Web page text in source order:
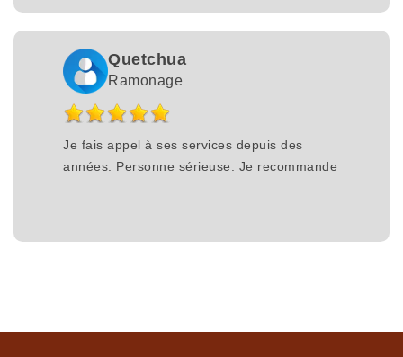
Quetchua
Ramonage
Je fais appel à ses services depuis des
années. Personne sérieuse. Je recommande